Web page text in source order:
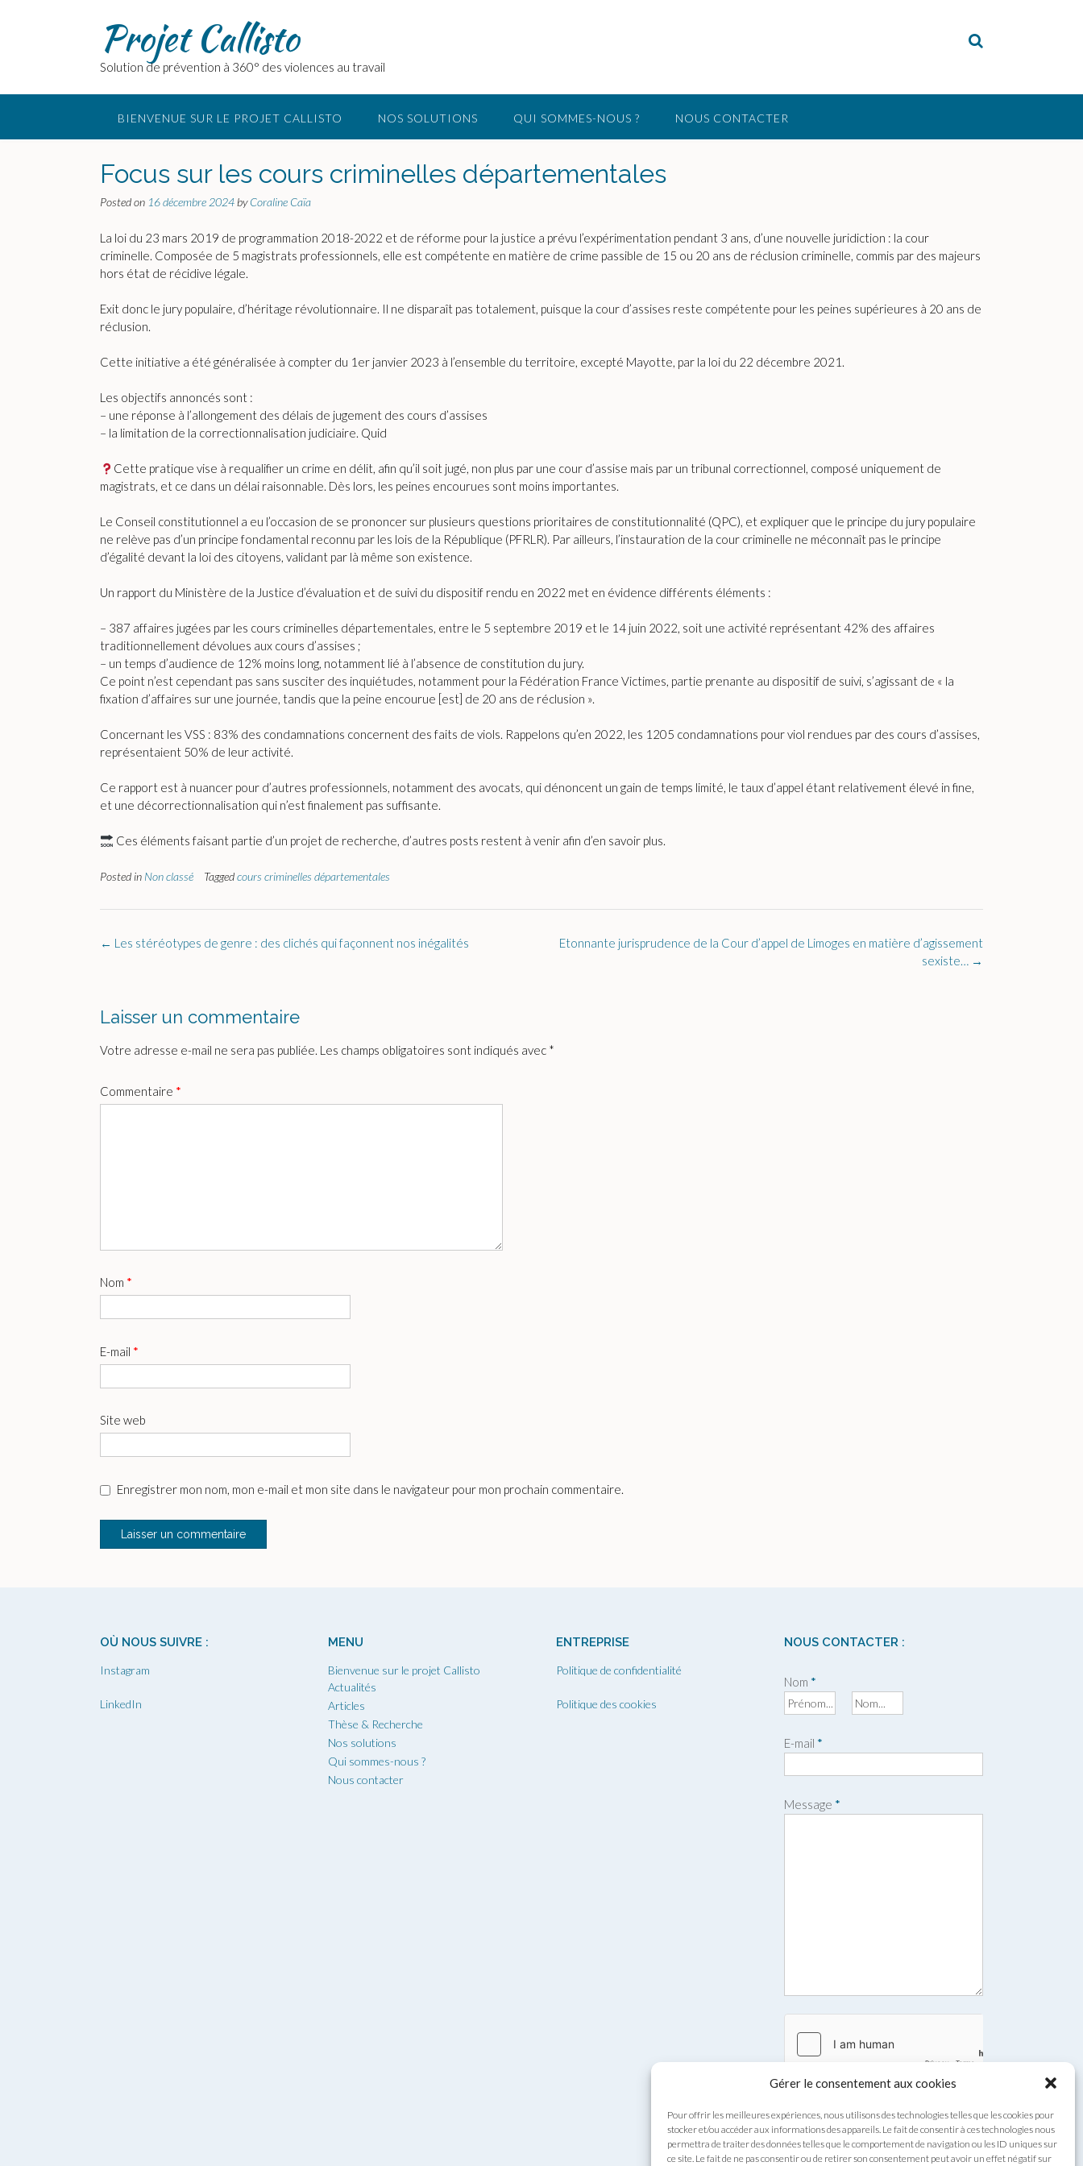
Gérer le consentement aux cookies
Pour offrir les meilleures expériences, nous utilisons des technologies telles que les cookies pour
stocker et/ou accéder aux informations des appareils. Le fait de consentir à ces technologies nous
permettra de traiter des données telles que le comportement de navigation ou les ID uniques sur
ce site. Le fait de ne pas consentir ou de retirer son consentement peut avoir un effet négatif sur
Projet Callisto
Solution de prévention à 360° des violences au travail
BIENVENUE SUR LE PROJET CALLISTO NOS SOLUTIONS QUI SOMMES-NOUS ? NOUS CONTACTER
Focus sur les cours criminelles départementales
Posted on 16 décembre 2024 byCoraline Caïa
La loi du 23 mars 2019 de programmation 2018-2022 et de réforme pour la justice a prévu l’expérimentation pendant 3 ans, d’une nouvelle juridiction : la cour
criminelle. Composée de 5 magistrats professionnels, elle est compétente en matière de crime passible de 15 ou 20 ans de réclusion criminelle, commis par des majeurs
hors état de récidive légale.
Exit donc le jury populaire, d’héritage révolutionnaire. Il ne disparaît pas totalement, puisque la cour d’assises reste compétente pour les peines supérieures à 20 ans de
réclusion.
Cette initiative a été généralisée à compter du 1er janvier 2023 à l’ensemble du territoire, excepté Mayotte, par la loi du 22 décembre 2021.
Les objectifs annoncés sont :
– une réponse à l’allongement des délais de jugement des cours d’assises
– la limitation de la correctionnalisation judiciaire. Quid
Cette pratique vise à requalifier un crime en délit, afin qu’il soit jugé, non plus par une cour d’assise mais par un tribunal correctionnel, composé uniquement de
magistrats, et ce dans un délai raisonnable. Dès lors, les peines encourues sont moins importantes.
Le Conseil constitutionnel a eu l’occasion de se prononcer sur plusieurs questions prioritaires de constitutionnalité (QPC), et expliquer que le principe du jury populaire
ne relève pas d’un principe fondamental reconnu par les lois de la République (PFRLR). Par ailleurs, l’instauration de la cour criminelle ne méconnaît pas le principe
d’égalité devant la loi des citoyens, validant par là même son existence.
Un rapport du Ministère de la Justice d’évaluation et de suivi du dispositif rendu en 2022 met en évidence différents éléments :
– 387 affaires jugées par les cours criminelles départementales, entre le 5 septembre 2019 et le 14 juin 2022, soit une activité représentant 42% des affaires
traditionnellement dévolues aux cours d’assises ;
– un temps d’audience de 12% moins long, notamment lié à l’absence de constitution du jury.
Ce point n’est cependant pas sans susciter des inquiétudes, notamment pour la Fédération France Victimes, partie prenante au dispositif de suivi, s’agissant de « la
fixation d’affaires sur une journée, tandis que la peine encourue [est] de 20 ans de réclusion ».
Concernant les VSS : 83% des condamnations concernent des faits de viols. Rappelons qu’en 2022, les 1205 condamnations pour viol rendues par des cours d’assises,
représentaient 50% de leur activité.
Ce rapport est à nuancer pour d’autres professionnels, notamment des avocats, qui dénoncent un gain de temps limité, le taux d’appel étant relativement élevé in fine,
et une décorrectionnalisation qui n’est finalement pas suffisante.
Ces éléments faisant partie d’un projet de recherche, d’autres posts restent à venir afin d’en savoir plus.
Posted in Non classé Taggedcours criminelles départementales
Post
Etonnante jurisprudence de la Cour d’appel de Limoges en matière d’agissement
sexiste…
→
← Les stéréotypes de genre : des clichés qui façonnent nos inégalités
Laisser un commentaire
Votre adresse e-mail ne sera pas publiée. Les champs obligatoires sont indiqués avec *
Commentaire *
Nom *
E-mail *
Site web
Enregistrer mon nom, mon e-mail et mon site dans le navigateur pour mon prochain commentaire.
OÙ NOUS SUIVRE :
Instagram
LinkedIn
MENU
Bienvenue sur le projet Callisto
Actualités
Articles
Thèse & Recherche
Nos solutions
Qui sommes-nous ?
Nous contacter
ENTREPRISE
Politique de confidentialité
Politique des cookies
NOUS CONTACTER :
Nom *
é
E-mail *
Message *
Envoyer